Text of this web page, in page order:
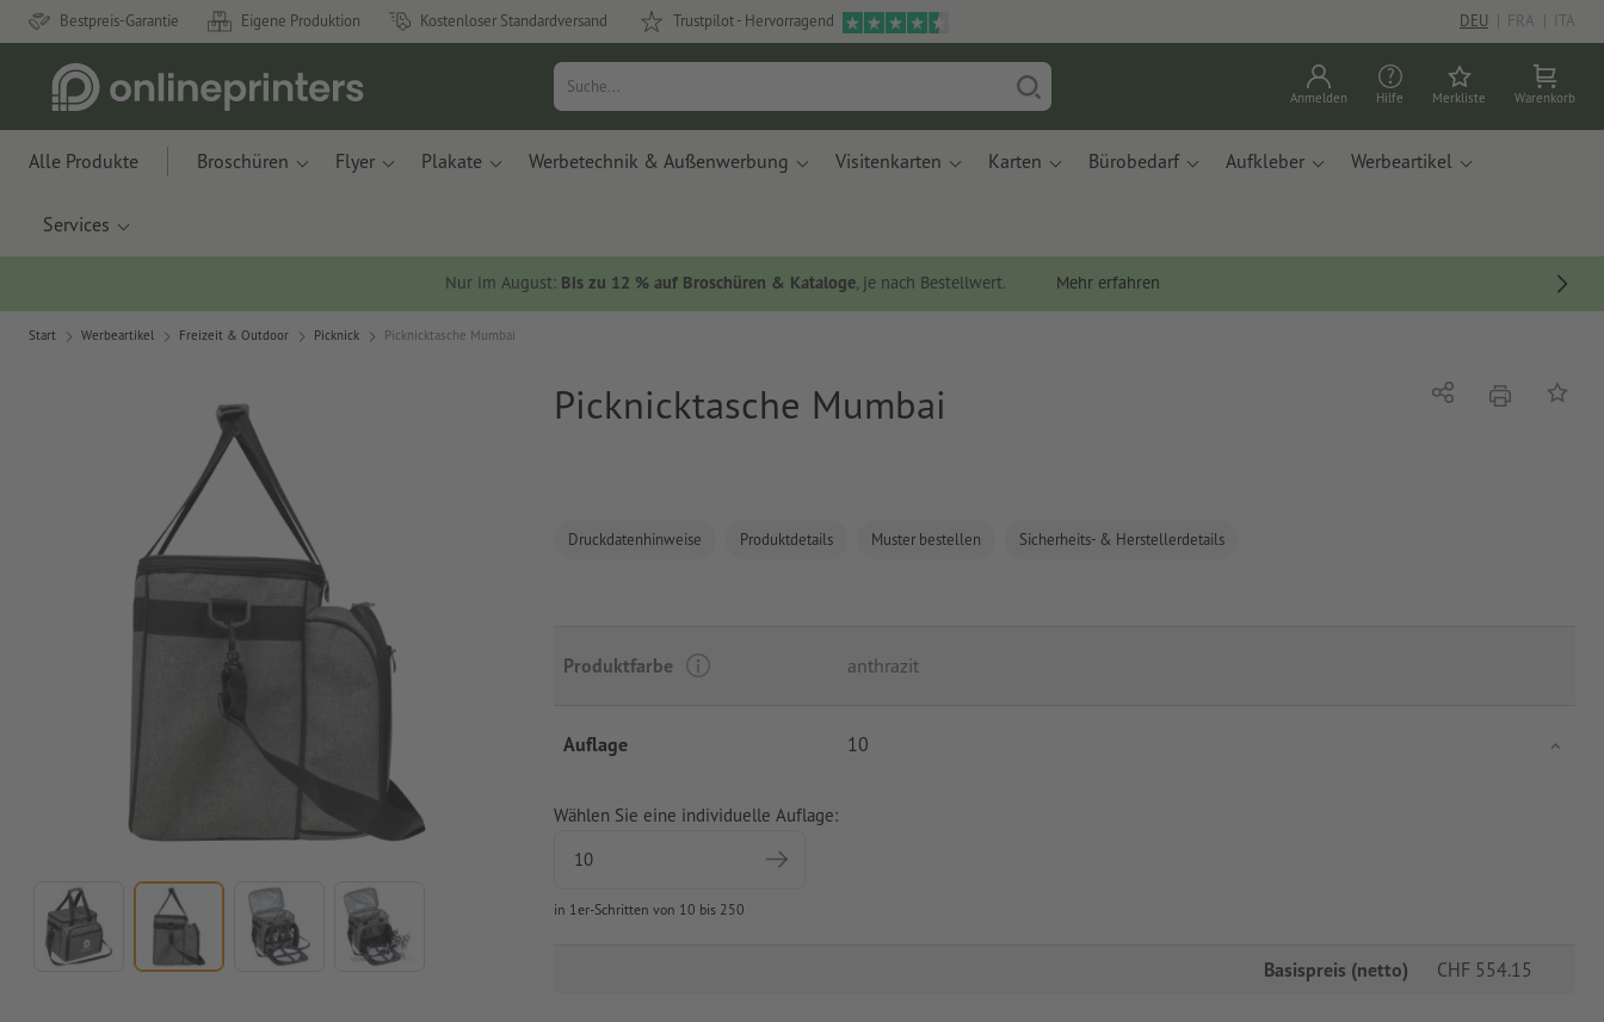
Bestpreis-Garantie Eigene Produktion Kostenloser Standardversand Trustpilot - Hervorragend DEU | FRA | ITA
Anmelden Hilfe Merkliste Warenkorb
Alle Produkte Broschüren Flyer Plakate Werbetechnik & Außenwerbung Visitenkarten Karten Bürobedarf Aufkleber Werbeartikel
Services
Nur im August: Bis zu 12 % auf Broschüren & Kataloge, je nach Bestellwert. Mehr erfahren
Start Werbeartikel Freizeit & Outdoor Picknick Picknicktasche Mumbai
Picknicktasche Mumbai
Druckdatenhinweise Produktdetails Muster bestellen Sicherheits- & Herstellerdetails
Teilen DruckenAuf
Produktfarbe anthrazit
Auflage 10
Wählen Sie eine individuelle Auflage:
in 1er-Schritten von 10 bis 250
Basispreis (netto) CHF 554.15